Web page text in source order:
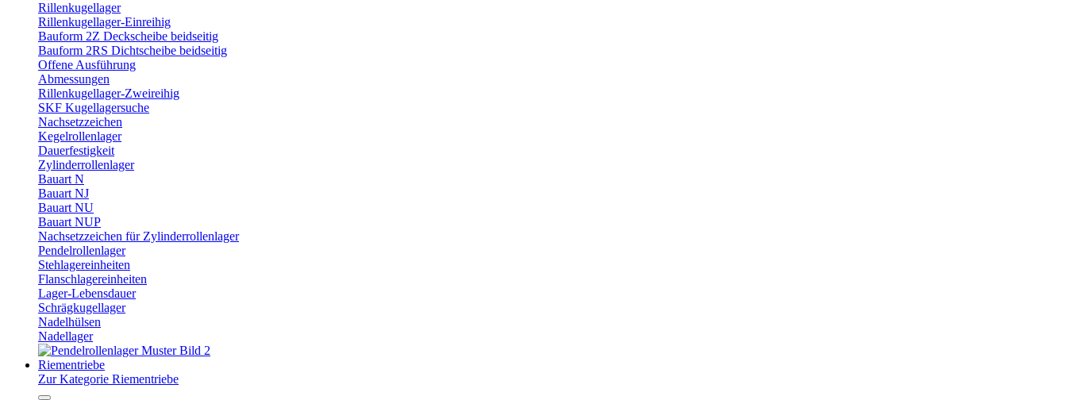
Rillenkugellager
Rillenkugellager-Einreihig
Bauform 2Z Deckscheibe beidseitig
Bauform 2RS Dichtscheibe beidseitig
Offene Ausführung
Abmessungen
Rillenkugellager-Zweireihig
SKF Kugellagersuche
Nachsetzzeichen
Kegelrollenlager
Dauerfestigkeit
Zylinderrollenlager
Bauart N
Bauart NJ
Bauart NU
Bauart NUP
Nachsetzzeichen für Zylinderrollenlager
Pendelrollenlager
Stehlagereinheiten
Flanschlagereinheiten
Lager-Lebensdauer
Schrägkugellager
Nadelhülsen
Nadellager
Riementriebe
Zur Kategorie Riementriebe